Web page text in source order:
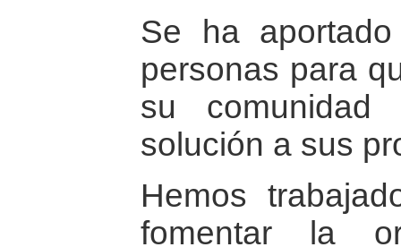
Se ha
personas para
su comunidad
solución a sus
Hemos
fomentar la